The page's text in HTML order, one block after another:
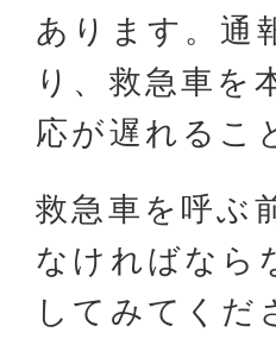
あります。通
り、救急車を
応が遅れるこ
救急車を呼ぶ
なければなら
してみてくだ